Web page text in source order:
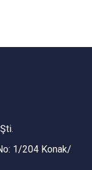
1/204 Konak/